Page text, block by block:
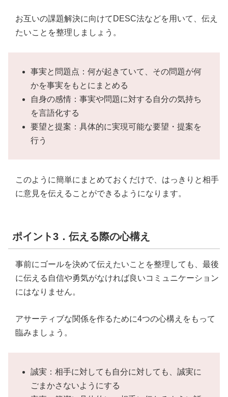
お互いの課題解決に向けてDESC法などを用いて、伝え
たいことを整理しましょう。
事実と問題点：何が起きていて、その問題が何
かを事実をもとにまとめる
自身の感情：事実や問題に対する自分の気持ち
を言語化する
要望と提案：具体的に実現可能な要望・提案を
行う
このように簡単にまとめておくだけで、はっきりと相手
に意見を伝えることができるようになります。
ポイント3．伝える際の心構え
事前にゴールを決めて伝えたいことを整理しても、最後
に伝える自信や勇気がなければ良いコミュニケーション
にはなりません。
アサーティブな関係を作るために4つの心構えをもって
臨みましょう。
誠実：相手に対しても自分に対しても、誠実に
ごまかさないようにする